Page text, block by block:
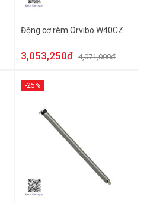
Động cơ rèm Orvibo W40CZ
3,053,250đ 4,071,000đ
-25%